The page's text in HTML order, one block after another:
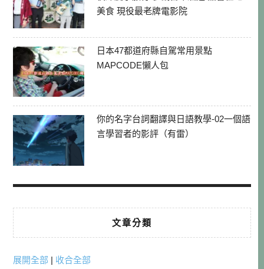
美食 現役最老牌電影院
日本47都道府縣自駕常用景點
MAPCODE懶人包
你的名字台詞翻譯與日語教學-02一個語
言學習者的影評（有雷）
文章分類
展開全部 | 收合全部